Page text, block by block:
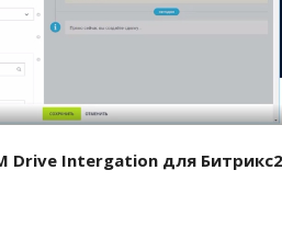
Drive Intergation для